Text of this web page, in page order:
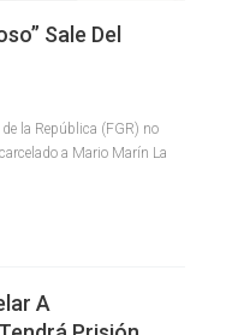
Sale Del
la República (FGR) no
a Mario Marín La
A